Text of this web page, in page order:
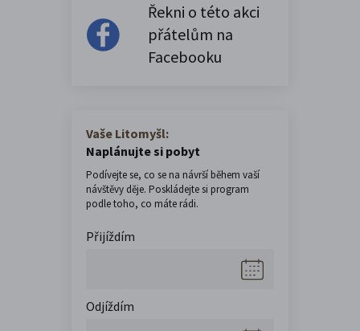
Řekni o této akci
přátelům na
Facebooku
Vaše Litomyšl:
Naplánujte si pobyt
Podívejte se, co se na návrší během vaší
návštěvy děje. Poskládejte si program
podle toho, co máte rádi.
Přijíždím
Odjíždím